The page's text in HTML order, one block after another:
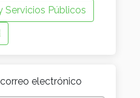
Servicios Públicos
electrónico